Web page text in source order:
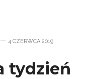
4 CZERWCA 2019
tydzień